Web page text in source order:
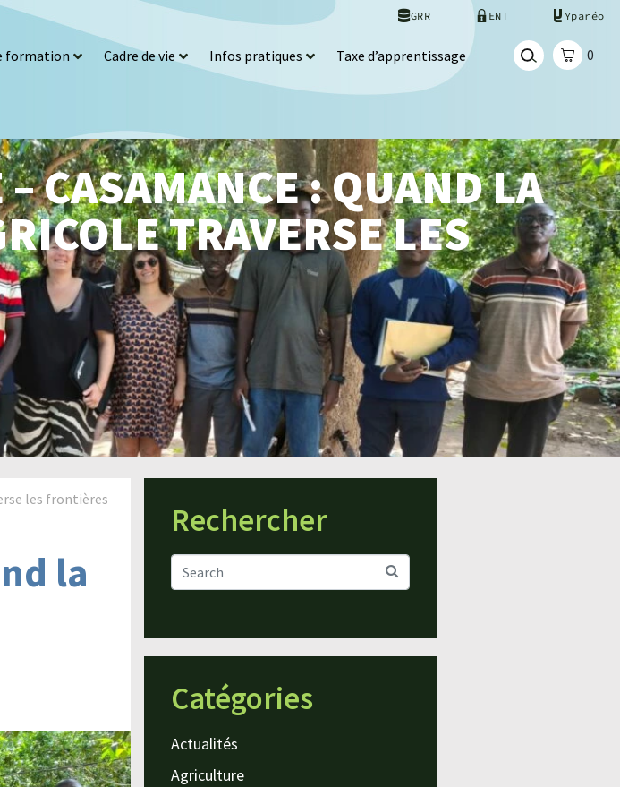
GRR ENT Yparéo
formation Cadre de vie Infos pratiques
Taxe d’apprentissage
0
CASAMANCE : QUAND LA
TRAVERSE LES
les frontières
la
Rechercher
Catégories
Actualités
Agriculture